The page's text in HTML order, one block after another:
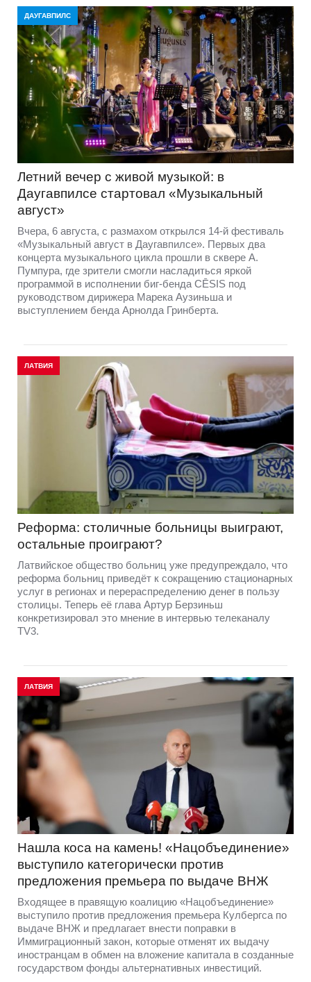
ДАУГАВПИЛС
Летний вечер с живой музыкой: в
Даугавпилсе стартовал «Музыкальный
август»
Вчера, 6 августа, с размахом открылся 14-й фестиваль
«Музыкальный август в Даугавпилсе». Первых два
концерта музыкального цикла прошли в сквере А.
Пумпура, где зрители смогли насладиться яркой
программой в исполнении биг-бенда CĒSIS под
руководством дирижера Марека Аузиньша и
выступлением бенда Арнолда Гринберта.
ЛАТВИЯ
Реформа: столичные больницы выиграют,
остальные проиграют?
Латвийское общество больниц уже предупреждало, что
реформа больниц приведёт к сокращению стационарных
услуг в регионах и перераспределению денег в пользу
столицы. Теперь её глава Артур Берзиньш
конкретизировал это мнение в интервью телеканалу
TV3.
ЛАТВИЯ
Нашла коса на камень! «Нацобъединение»
выступило категорически против
предложения премьера по выдаче ВНЖ
Входящее в правящую коалицию «Нацобъединение»
выступило против предложения премьера Кулбергса по
выдаче ВНЖ и предлагает внести поправки в
Иммиграционный закон, которые отменят их выдачу
иностранцам в обмен на вложение капитала в созданные
государством фонды альтернативных инвестиций.